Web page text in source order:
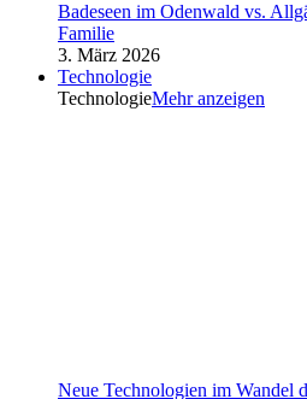
Badeseen im Odenwald vs.
Familie
3. März 2026
Technologie
TechnologieMehr anzeigen
Neue Technologien im Wandel